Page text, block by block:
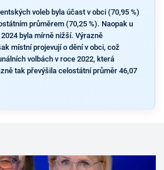
voleb byla účast v obci (70,95 %)
průměrem (70,25 %). Naopak u
byla mírně nižší. Výrazně
místní projevují o dění v obci, což
volbách v roce 2022, která
tak převýšila celostátní průměr 46,07